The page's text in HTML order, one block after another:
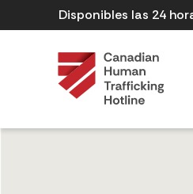
Disponibles las 24